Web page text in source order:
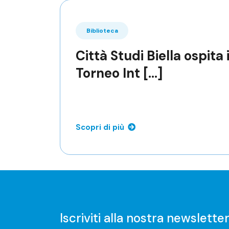
Biblioteca
Città Studi Biella ospita
Torneo Int [...]
Scopri di più
Iscriviti alla nostra newsletter